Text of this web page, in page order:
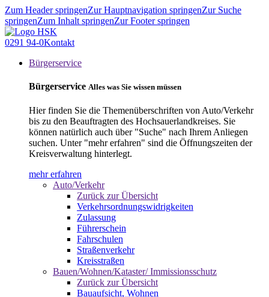
Zum Header springenZur Hauptnavigation springenZur Suche
springenZum Inhalt springenZur Footer springen
0291 94-0Kontakt
Bürgerservice
Bürgerservice Alles was Sie wissen müssen
Hier finden Sie die Themenüberschriften von Auto/Verkehr
bis zu den Beauftragten des Hochsauerlandkreises. Sie
können natürlich auch über "Suche" nach Ihrem Anliegen
suchen. Unter "mehr erfahren" sind die Öffnungszeiten der
Kreisverwaltung hinterlegt.
mehr erfahren
Auto/Verkehr
Zurück zur Übersicht
Verkehrsordnungswidrigkeiten
Zulassung
Führerschein
Fahrschulen
Straßenverkehr
Kreisstraßen
Bauen/Wohnen/Kataster/ Immissionsschutz
Zurück zur Übersicht
Bauaufsicht, Wohnen